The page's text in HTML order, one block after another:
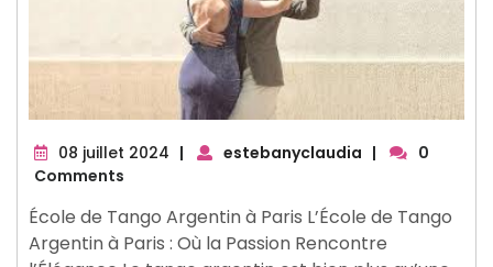
08 juillet 2024 08
| estebanyclaudia |
0
Comments
École de Tango Argentin à Paris L’École de Tango
Argentin à Paris : Où la Passion Rencontre